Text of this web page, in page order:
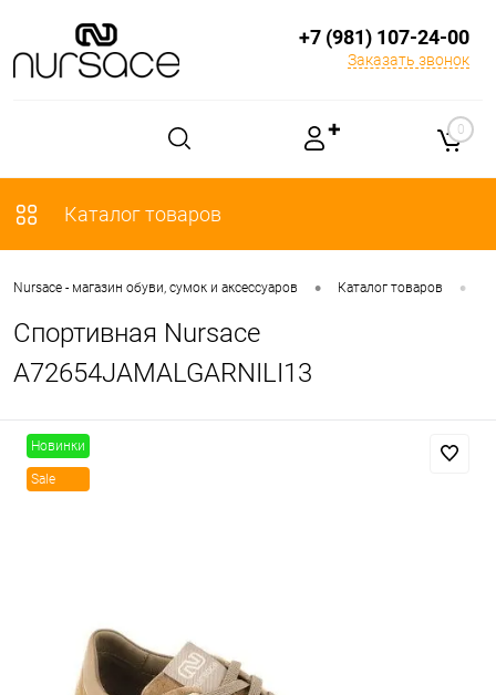
+7 (981) 107-24-00
Заказать звонок
✚ 0
Каталог товаров
Nursace - магазин обуви, сумок и аксессуаров • Каталог товаров •
Спортивная Nursace
A72654JAMALGARNILI13
Новинки
Sale